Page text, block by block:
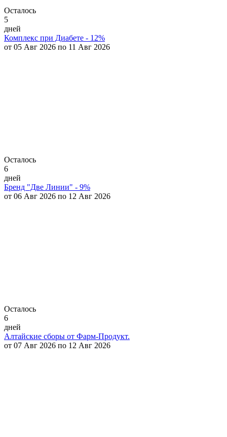
Осталось
5
дней
Комплекс при Диабете - 12%
от 05 Авг 2026 по 11 Авг 2026
Осталось
6
дней
Бренд "Две Линии" - 9%
от 06 Авг 2026 по 12 Авг 2026
Осталось
6
дней
Алтайские сборы от Фарм-Продукт.
от 07 Авг 2026 по 12 Авг 2026